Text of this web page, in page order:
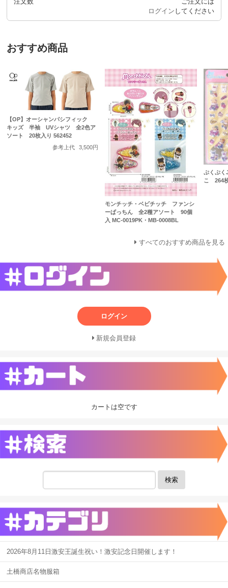
ログイン してください
おすすめ商品
【OP】オーシャンパシフィック
キッズ 半袖 UVシャツ 全2色ア
ソート 20枚入り 562452
参考上代
3,500円
モンチッチ・ベビチッチ ファンシ
ーぱっちん 全2種アソート 90個
入 MC-0019PK・MB-0008BL
ぷくぷ
こ 264
すべてのおすすめ商品を見る
ログイン
新規会員登録
カートは空です
検索
2026年8月11日激安王誕生祝い！激安記念日開催します！
土橋商店名物服箱